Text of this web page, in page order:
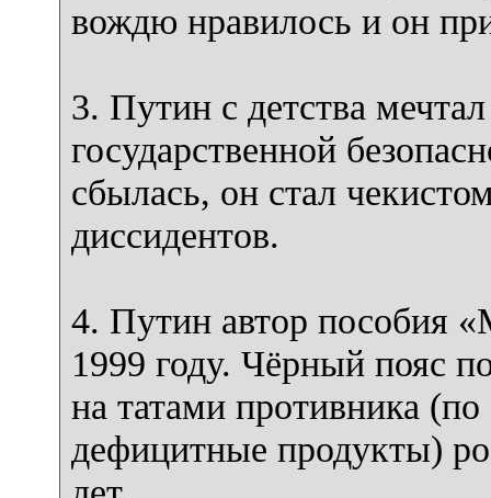
вождю нравилось и он
3. Путин с детства
государственной
сбылась, он стал
диссидентов.
4. Путин автор пособия
1999 году. Чёрный пояс
на татами противника
дефицитные продукты)